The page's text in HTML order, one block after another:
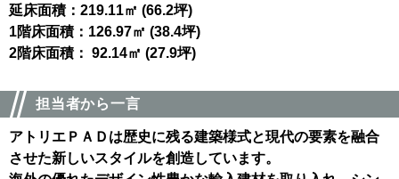
延床面積：219.11㎡ (66.2坪)
1階床面積：126.97㎡ (38.4坪)
2階床面積： 92.14㎡ (27.9坪)
担当者から一言
アトリエＰＡＤは歴史に残る建築様式と現代の要素を融合
させた新しいスタイルを創造しています。